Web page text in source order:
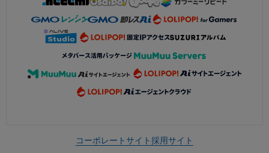
コーポレートサイト採用サイト